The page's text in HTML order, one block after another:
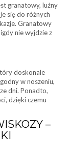
granatowy, luźny
się do różnych
Granatowy
nie wyjdzie z
doskonale
w noszeniu,
dni. Ponadto,
dzięki czemu
–